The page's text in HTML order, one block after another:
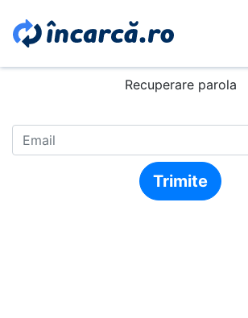
Recuperare parola
Trimite